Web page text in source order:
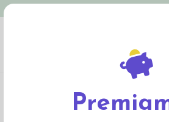
in pile di lana -col. jeans melange